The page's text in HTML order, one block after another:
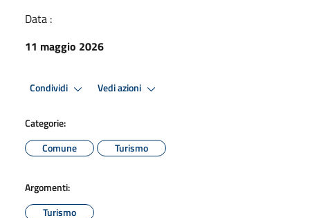
Data :
11 maggio 2026
Condividi Vedi azioni
Categorie:
Comune
Turismo
Argomenti:
Turismo